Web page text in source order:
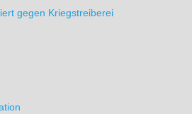
gegen Kriegstreiberei